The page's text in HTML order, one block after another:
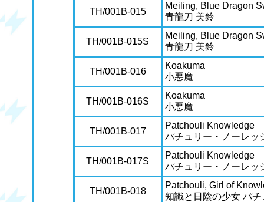
TH/001B-015
Meiling, Blue Dragon
青龍刀 美鈴
TH/001B-015S
Meiling, Blue Dragon
青龍刀 美鈴
TH/001B-016
Koakuma
小悪魔
TH/001B-016S
Koakuma
小悪魔
TH/001B-017
Patchouli Knowledge
パチュリー・ノーレッ
TH/001B-017S
Patchouli Knowledge
パチュリー・ノーレッ
TH/001B-018
Patchouli, Girl of
知識と日陰の少女 パ